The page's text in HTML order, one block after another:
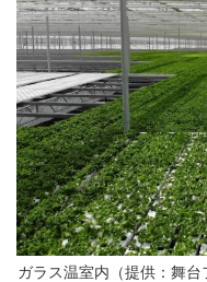
ガラス温室内（提供：舞台